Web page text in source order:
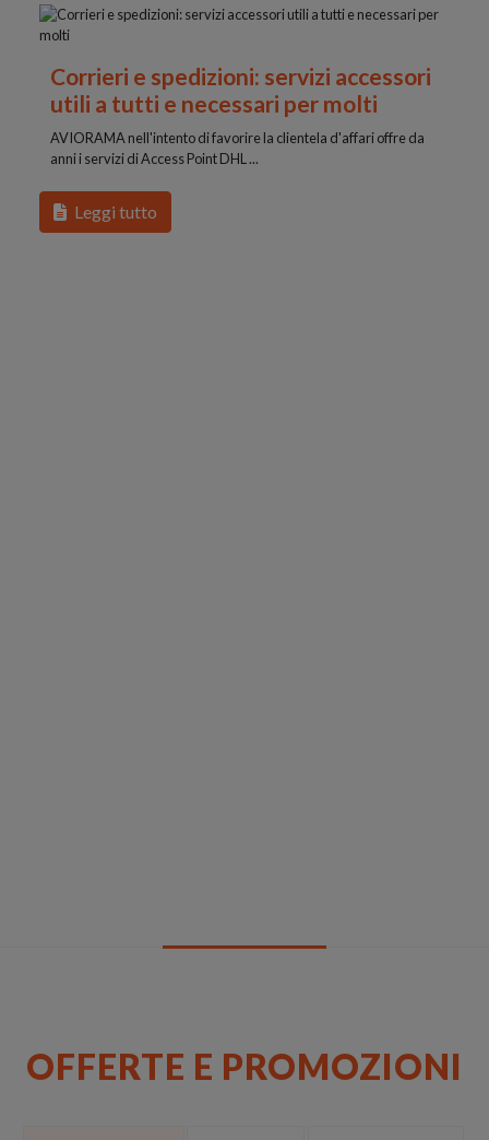
Corrieri e spedizioni: servizi accessori
utili a tutti e necessari per molti
AVIORAMA nell'intento di favorire la clientela d'affari offre da
anni i servizi di Access Point DHL ...
Leggi tutto
OFFERTE E PROMOZIONI